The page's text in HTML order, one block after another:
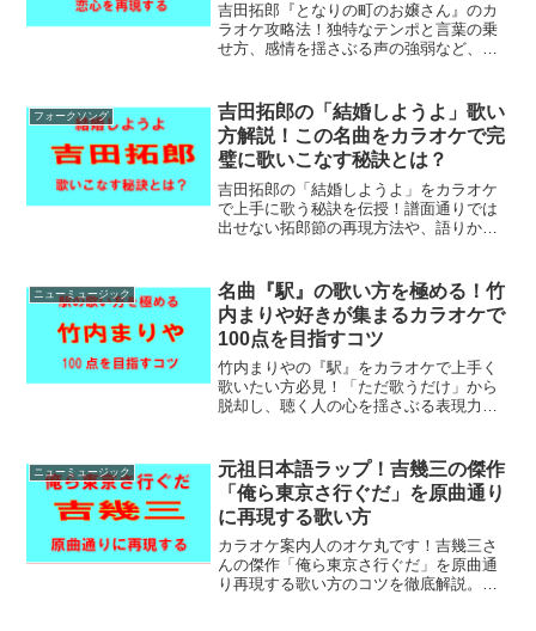
吉田拓郎『となりの町のお嬢さん』のカ
ラオケ攻略法！独特なテンポと言葉の乗
せ方、感情を揺さぶる声の強弱など、拓
で、あなただけの魅力的な歌声を響かせ
ましょう。
フォークソング
吉田拓郎の「結婚しようよ」歌い
方解説！この名曲をカラオケで完
璧に歌いこなす秘訣とは？
吉田拓郎の「結婚しようよ」をカラオケ
で上手に歌う秘訣を伝授！譜面通りでは
出せない拓郎節の再現方法や、語りかけ
イントも解説。名曲の魅力を引き出し、
最高の1曲を披露しましょう。
ニューミュージック
名曲『駅』の歌い方を極める！竹
内まりや好きが集まるカラオケで
100点を目指すコツ
竹内まりやの『駅』をカラオケで上手く
歌いたい方必見！「ただ歌うだけ」から
脱却し、聴く人の心を揺さぶる表現力と
採点攻略のポイントを余すことなくお届
けします！
ニューミュージック
元祖日本語ラップ！吉幾三の傑作
「俺ら東京さ行ぐだ」を原曲通り
に再現する歌い方
カラオケ案内人のオケ丸です！吉幾三さ
んの傑作「俺ら東京さ行ぐだ」を原曲通
り再現する歌い方のコツを徹底解説。元